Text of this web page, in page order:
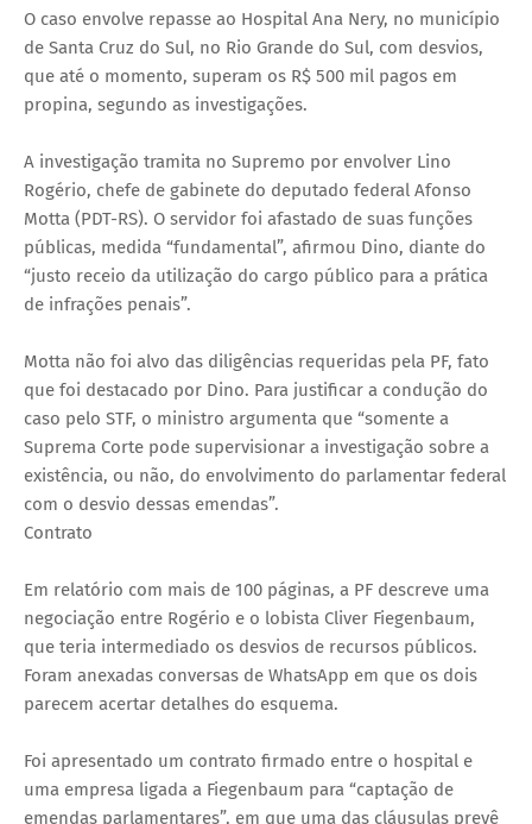
O caso envolve repasse ao Hospital Ana Nery, no município
de Santa Cruz do Sul, no Rio Grande do Sul, com desvios,
que até o momento, superam os R$ 500 mil pagos em
propina, segundo as investigações.
A investigação tramita no Supremo por envolver Lino
Rogério, chefe de gabinete do deputado federal Afonso
Motta (PDT-RS). O servidor foi afastado de suas funções
públicas, medida “fundamental”, afirmou Dino, diante do
“justo receio da utilização do cargo público para a prática
de infrações penais”.
Motta não foi alvo das diligências requeridas pela PF, fato
que foi destacado por Dino. Para justificar a condução do
caso pelo STF, o ministro argumenta que “somente a
Suprema Corte pode supervisionar a investigação sobre a
existência, ou não, do envolvimento do parlamentar federal
com o desvio dessas emendas”.
Contrato
Em relatório com mais de 100 páginas, a PF descreve uma
negociação entre Rogério e o lobista Cliver Fiegenbaum,
que teria intermediado os desvios de recursos públicos.
Foram anexadas conversas de WhatsApp em que os dois
parecem acertar detalhes do esquema.
Foi apresentado um contrato firmado entre o hospital e
uma empresa ligada a Fiegenbaum para “captação de
emendas parlamentares”, em que uma das cláusulas prevê